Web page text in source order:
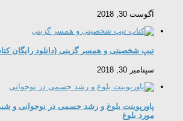
آگوست 30, 2018
تیپ شخصیتی و همسر گزینی (دانلود رایگان
سپتامبر 30, 2018
پاورپوینت بلوغ و رشد جسمی در نوجوانی و
مورد بلوغ